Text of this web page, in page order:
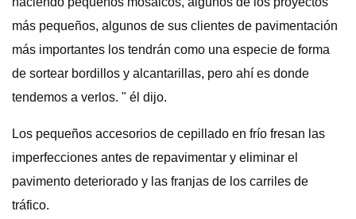
más pequeños, algunos de sus clientes de pavimentación
más importantes los tendrán como una especie de forma
de sortear bordillos y alcantarillas, pero ahí es donde
tendemos a verlos. " él dijo.
Los pequeños accesorios de cepillado en frío fresan las
imperfecciones antes de repavimentar y eliminar el
pavimento deteriorado y las franjas de los carriles de
tráfico.